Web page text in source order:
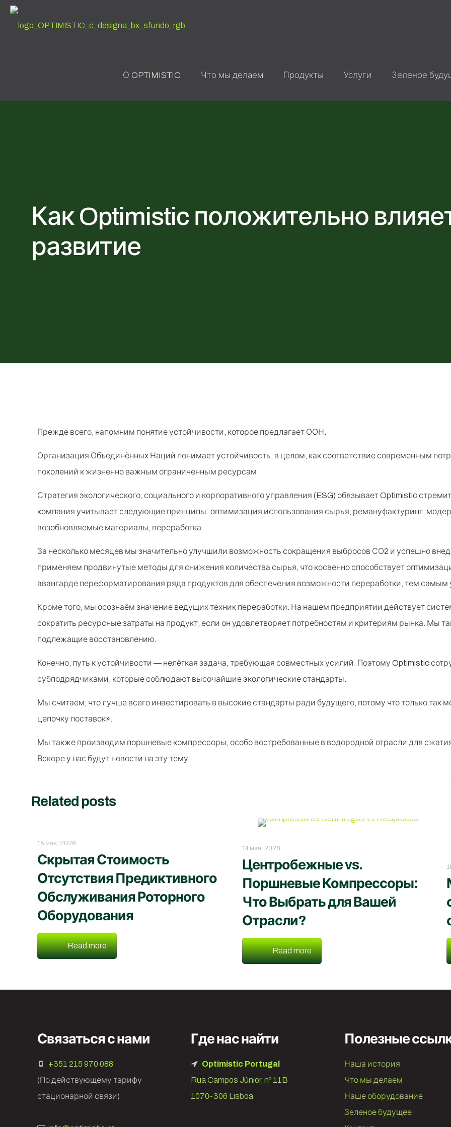
О OPTIMISTIC Что мы делаем Продукты Услуги Зеленое
Как Optimistic положительно
развитие
Прежде всего, напомним понятие устойчивости, которое предлагает ООН.
Организация Объединённых Наций понимает устойчивость, в целом, как соответствие современным
поколений к жизненно важным ограниченным ресурсам.
Стратегия экологического, социального и корпоративного управления (ESG) обязывает Optimistic
компания учитывает следующие принципы: оптимизация использования сырья, ремануфактуринг,
возобновляемые материалы, переработка.
За несколько месяцев мы значительно улучшили возможность сокращения выбросов СО2 и успешно
применяем продвинутые методы для снижения количества сырья, что косвенно способствует
авангарде переформатирования ряда продуктов для обеспечения возможности переработки, тем
Кроме того, мы осознаём значение ведущих техник переработки. На нашем предприятии действует
сократить ресурсные затраты на продукт, если он удовлетворяет потребностям и критериям рынка. Мы
подлежащие восстановлению.
Конечно, путь к устойчивости — нелёгкая задача, требующая совместных усилий. Поэтому Optimistic
субподрядчиками, которые соблюдают высочайшие экологические стандарты.
Мы считаем, что лучше всего инвестировать в высокие стандарты ради будущего, потому что только так
цепочку поставок».
Мы также производим поршневые компрессоры, особо востребованные в водородной отрасли для сжатия
Вскоре у нас будут новости на эту тему.
Related posts
15 мая, 2026
Скрытая Стоимость
Отсутствия Предиктивного
Обслуживания Роторного
Оборудования
Read more
14 мая, 2026
Центробежные vs.
Поршневые Компрессоры:
Что Выбрать для Вашей
Отрасли?
Read more
Связаться с нами
+351 215 970 088
(По действующему тарифу
стационарной связи)
Где нас найти
Optimistic Portugal
Rua Campos Júnior, nº 11B
1070-306 Lisboa
Полезные
Наша история
Что мы делаем
Наше оборудование
Зеленое будущее